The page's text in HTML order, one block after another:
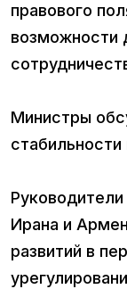
правового
возможности
Министры
стабильности
Ирана и
развитий в